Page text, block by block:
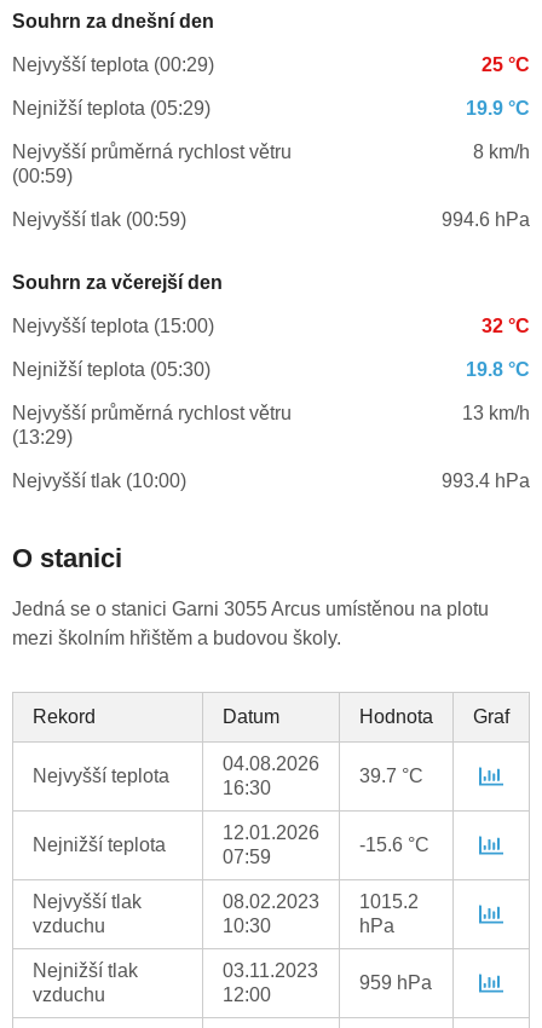
Souhrn za dnešní den
Nejvyšší teplota (00:29) 25 °C
Nejnižší teplota (05:29) 19.9 °C
Nejvyšší průměrná rychlost větru
(00:59)
8 km/h
Nejvyšší tlak (00:59) 994.6 hPa
Souhrn za včerejší den
Nejvyšší teplota (15:00) 32 °C
Nejnižší teplota (05:30) 19.8 °C
Nejvyšší průměrná rychlost větru
(13:29)
13 km/h
Nejvyšší tlak (10:00) 993.4 hPa
O stanici
Jedná se o stanici Garni 3055 Arcus umístěnou na plotu
mezi školním hřištěm a budovou školy.
Rekord Datum Hodnota Graf
Nejvyšší teplota
04.08.2026
16:30
39.7 °C
Nejnižší teplota
12.01.2026
07:59
-15.6 °C
Nejvyšší tlak
vzduchu
08.02.2023
10:30
1015.2
hPa
Nejnižší tlak
vzduchu
03.11.2023
12:00
959 hPa